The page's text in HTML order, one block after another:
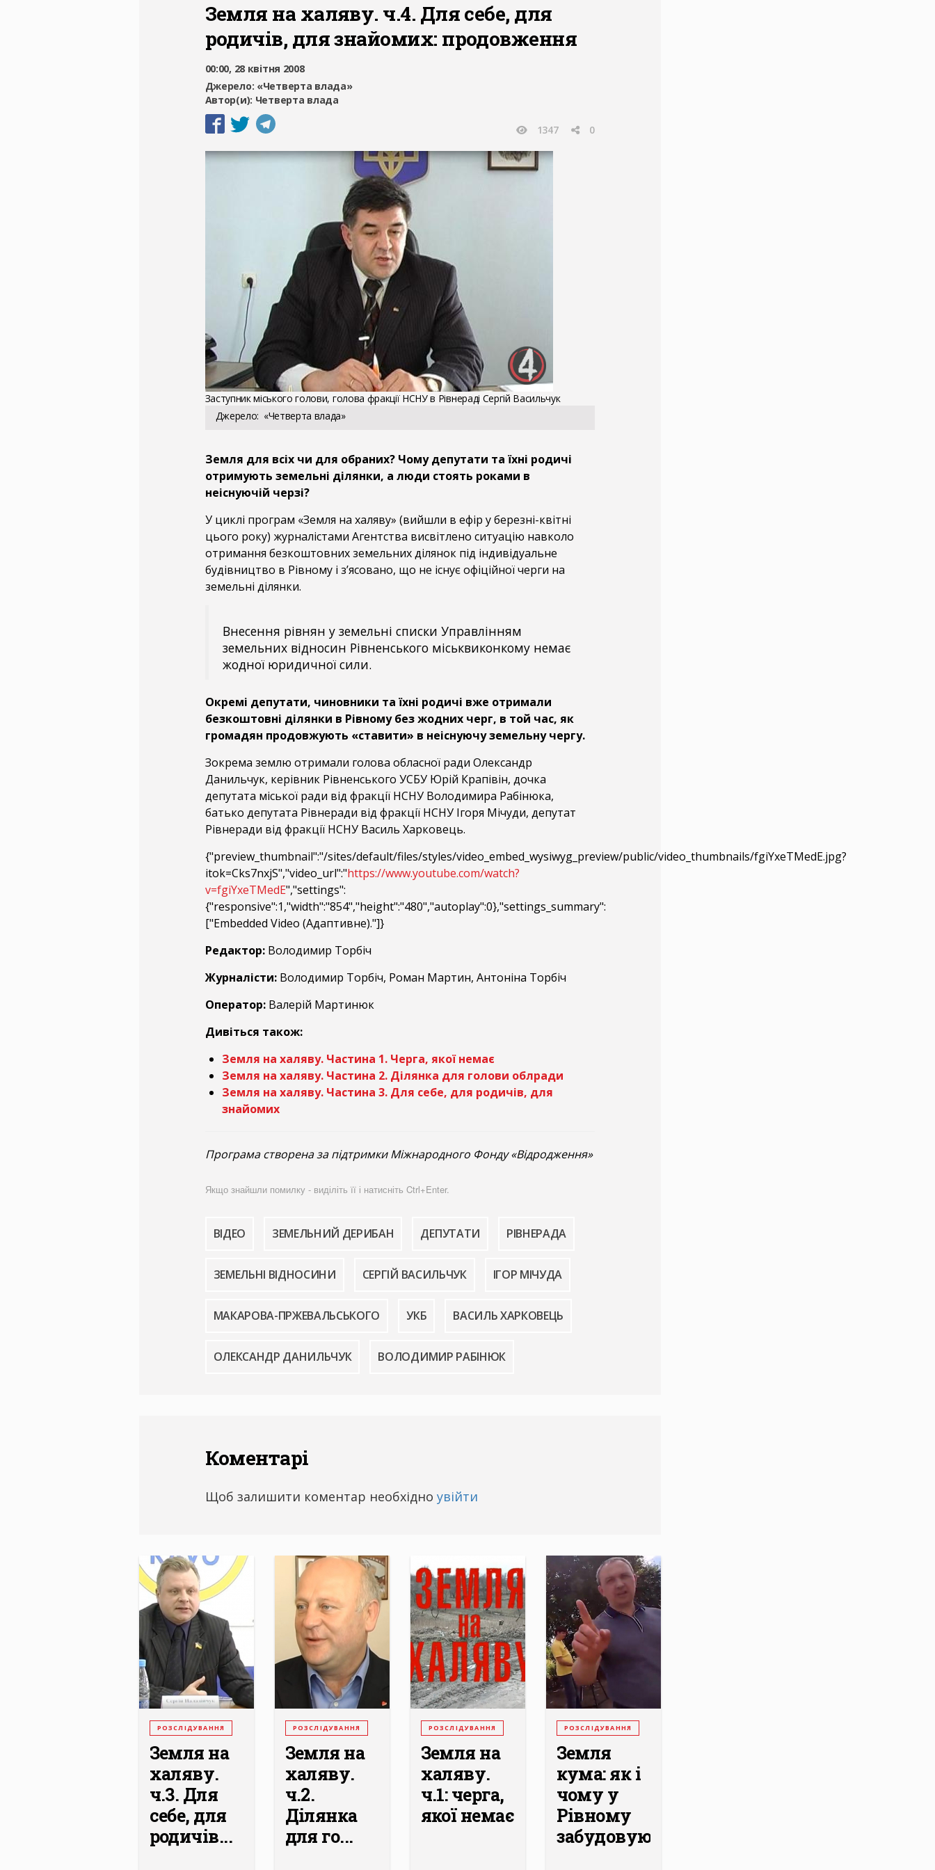
Земля на халяву. ч.4. Для себе, для
родичів, для знайомих: продовження
00:00, 28 квітня 2008
Джерело: «Четверта влада»
Автор(и): Четверта влада
1347 0
Заступник міського голови, голова фракції НСНУ в Рівнераді Сергій Васильчук
Джерело «Четверта влада»
Земля для всіх чи для обраних? Чому депутати та їхні родичі
отримують земельні ділянки, а люди стоять роками в
неіснуючій черзі?
У циклі програм «Земля на халяву» (вийшли в ефір у березні-квітні
цього року) журналістами Агентства висвітлено ситуацію навколо
отримання безкоштовних земельних ділянок під індивідуальне
будівництво в Рівному і з’ясовано, що не існує офіційної черги на
земельні ділянки.
Внесення рівнян у земельні списки Управлінням
земельних відносин Рівненського міськвиконкому немає
жодної юридичної сили.
Окремі депутати, чиновники та їхні родичі вже отримали
безкоштовні ділянки в Рівному без жодних черг, в той час, як
громадян продовжують «ставити» в неіснуючу земельну чергу.
Зокрема землю отримали голова обласної ради Олександр
Данильчук, керівник Рівненського УСБУ Юрій Крапівін, дочка
депутата міської ради від фракції НСНУ Володимира Рабінюка,
батько депутата Рівнеради від фракції НСНУ Ігоря Мічуди, депутат
Рівнеради від фракції НСНУ Василь Харковець.
{"preview_thumbnail":"/sites/default/files/styles/video_embed_wysiwyg_preview/public/video_thumbnails/fgiYxeTMedE.jpg?
itok=Cks7nxjS","video_url":"https://www.youtube.com/watch?
v=fgiYxeTMedE","settings":
{"responsive":1,"width":"854","height":"480","autoplay":0},"settings_summary":
["Embedded Video (Адаптивне)."]}
Редактор:Володимир Торбіч
Журналісти: Володимир Торбіч, Роман Мартин, Антоніна Торбіч
Оператор:Валерій Мартинюк
Дивіться також:
Земля на халяву. Частина 1. Черга, якої немає
Земля на халяву. Частина 2. Ділянка для голови облради
Земля на халяву. Частина 3. Для себе, для родичів, для
знайомих
Програма створена за підтримки Міжнародного Фонду «Відродження»
Якщо знайшли помилку - виділіть її і натисніть Ctrl+Enter.
ВІДЕО ЗЕМЕЛЬНИЙ ДЕРИБАН ДЕПУТАТИ РІВНЕРАДА
ЗЕМЕЛЬНІ ВІДНОСИНИ СЕРГІЙ ВАСИЛЬЧУК ІГОР МІЧУДА
МАКАРОВА-ПРЖЕВАЛЬСЬКОГО УКБ ВАСИЛЬ ХАРКОВЕЦЬ
ОЛЕКСАНДР ДАНИЛЬЧУК ВОЛОДИМИР РАБІНЮК
Коментарі
Щоб залишити коментар необхідно увійти
РОЗСЛІДУВАННЯ
Земля на
халяву.
ч.3. Для
себе, для
родичів...
РОЗСЛІДУВАННЯ
Земля на
халяву.
ч.2.
Ділянка
для го...
РОЗСЛІДУВАННЯ
Земля на
халяву.
ч.1: черга,
якої немає
РОЗСЛІДУВАННЯ
Земля
кума: як і
чому у
Рівному
забудовую...